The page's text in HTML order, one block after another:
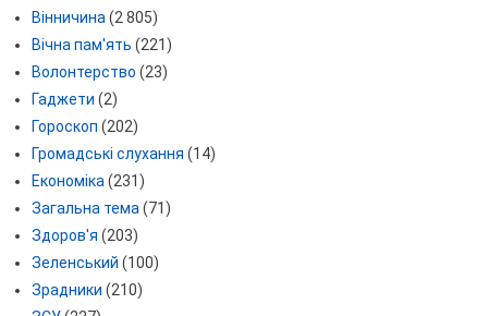
Вінничина (2 805)
Вічна пам'ять (221)
Волонтерство (23)
Гаджети (2)
Гороскоп (202)
Громадські слухання (14)
Економіка (231)
Загальна тема (71)
Здоров'я (203)
Зеленський (100)
Зрадники (210)